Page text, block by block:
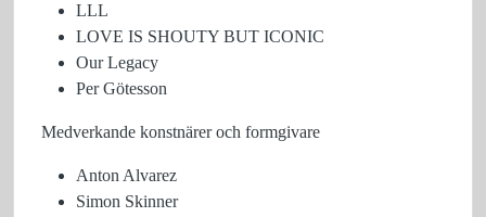
LLL
LOVE IS SHOUTY BUT ICONIC
Our Legacy
Per Götesson
Medverkande konstnärer och formgivare
Anton Alvarez
Simon Skinner